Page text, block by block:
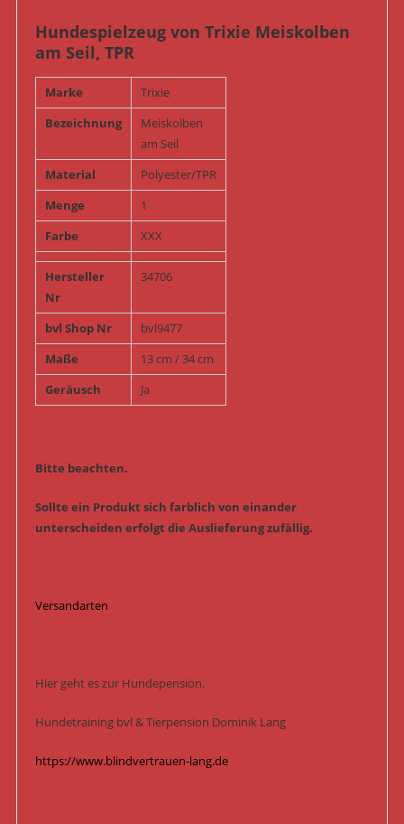
Hundespielzeug von Trixie Meiskolben
am Seil, TPR
Marke
Trixie
Bezeichnung
Meiskolben
am Seil
Material
Polyester/TPR
Menge
1
Farbe
XXX
Hersteller
Nr
34706
bvl Shop Nr
bvl9477
Maße
13 cm / 34 cm
Geräusch
Ja
Bitte beachten.
Sollte ein Produkt sich farblich von einander
unterscheiden erfolgt die Auslieferung zufällig.
Versandarten
Hier geht es zur Hundepension.
Hundetraining bvl & Tierpension Dominik Lang
https://www.blindvertrauen-lang.de